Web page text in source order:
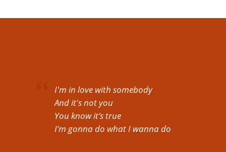
I'm in love with somebody
And it's not you
You know it’s true
I’m gonna do what I wanna do